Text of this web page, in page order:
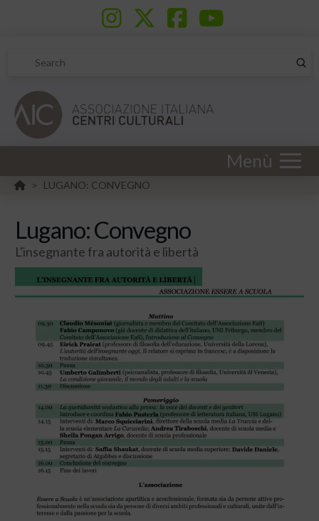
Search
Menù
HOME
> LUGANO: CONVEGNO
Lugano: Convegno
L'insegnante fra autorità e libertà